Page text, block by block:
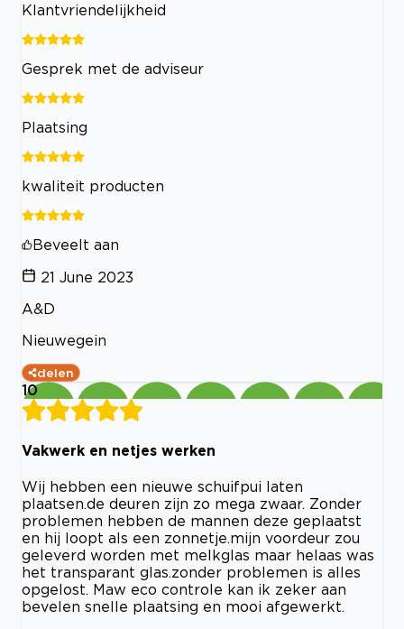
Klantvriendelijkheid
Gesprek met de adviseur
Plaatsing
kwaliteit producten
Beveelt aan
21 June 2023
A&D
Nieuwegein
delen
10
Vakwerk en netjes werken
Wij hebben een nieuwe schuifpui laten
plaatsen.de deuren zijn zo mega zwaar. Zonder
problemen hebben de mannen deze geplaatst
en hij loopt als een zonnetje.mijn voordeur zou
geleverd worden met melkglas maar helaas was
het transparant glas.zonder problemen is alles
opgelost. Maw eco controle kan ik zeker aan
bevelen snelle plaatsing en mooi afgewerkt.